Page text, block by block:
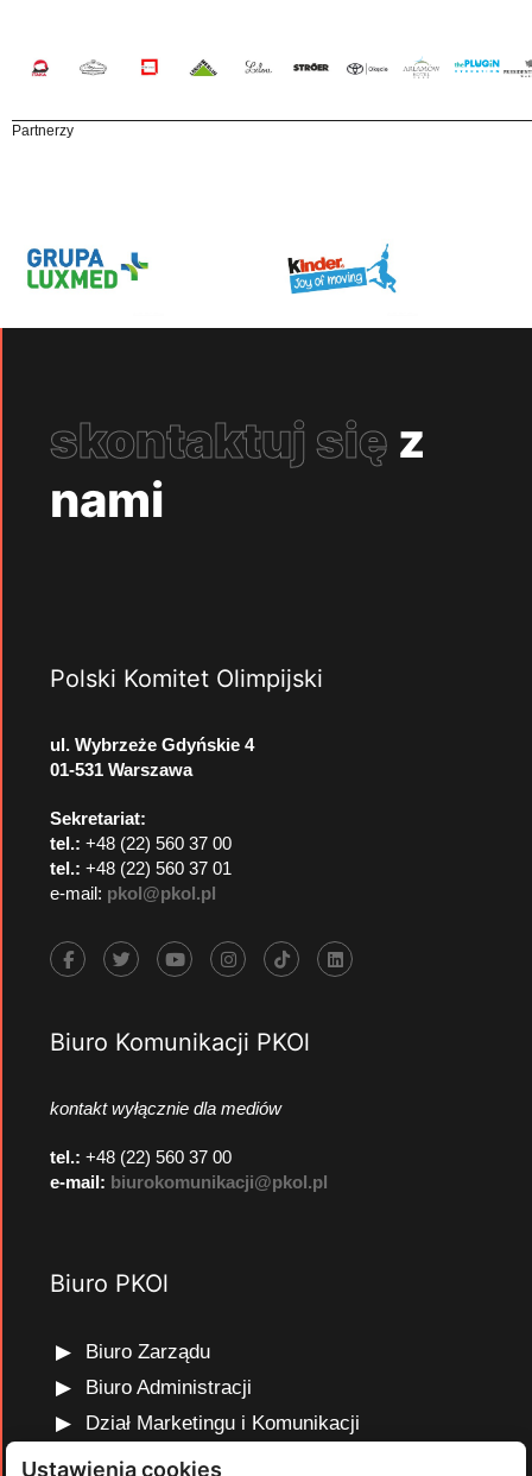
Partnerzy
skontaktuj się z
nami
Polski Komitet Olimpijski
ul. Wybrzeże Gdyńskie 4
01-531 Warszawa
Sekretariat:
tel.: +48 (22) 560 37 00
tel.: +48 (22) 560 37 01
e-mail: pkol@pkol.pl
Biuro Komunikacji PKOl
kontakt wyłącznie dla mediów
tel.: +48 (22) 560 37 00
e-mail: biurokomunikacji@pkol.pl
Biuro PKOl
Biuro Zarządu
Biuro Administracji
Dział Marketingu i Komunikacji
Dział Edukacji Olimpijskiej
Ustawienia cookies